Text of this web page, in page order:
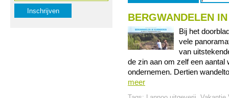
BERGWANDELEN
Bij het
vele
van
de zin aan om zelf een aantal
ondernemen. Dertien
meer